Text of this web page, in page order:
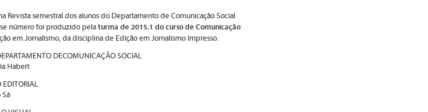
Revista semestral dos alunos do Departamento de Comunicação Social
número foi produzido pela turma de 2015.1 do curso de Comunicação
em Jornalismo, da disciplina de Edição em Jornalismo Impresso.
DECOMUNICAÇÃO SOCIAL
Habert
EDITORIAL
Sá